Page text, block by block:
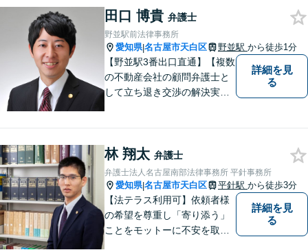
田口 博貴 弁護士
野並駅前法律事務所
愛知県|名古屋市天白区 野並駅 から徒歩1分
【野並駅3番出口直通】【複数
の不動産会社の顧問弁護士と
して立ち退き交渉の解決実績
被害者側に限る）、離婚、企
業及び個人事業主の顧問に関
する相談は初回相談無料で
す。
詳細を見
る
林 翔太 弁護士
弁護士法人名古屋南部法律事務所 平針事務所
愛知県|名古屋市天白区 平針駅 から徒歩3分
【法テラス利用可】依頼者様
の希望を尊重し「寄り添う」
ことをモットーに不安を取り
詳細を見
る